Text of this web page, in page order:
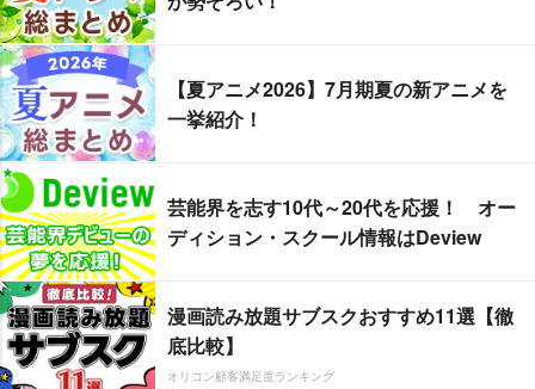
【夏アニメ2026】7月期夏の新アニメを
一挙紹介！
芸能界を志す10代～20代を応援！ オー
ディション・スクール情報はDeview
漫画読み放題サブスクおすすめ11選【徹
底比較】
オリコン顧客満足度ランキング